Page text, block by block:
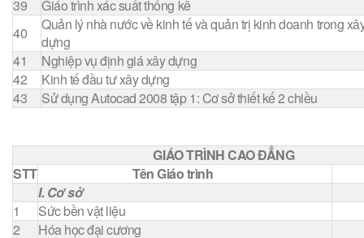
39
Giáo trình xác suất thống kê
40
Quản lý nhà nước về kinh tế và quản trị kinh doanh trong
dựng
41
Nghiệp vụ định giá xây dựng
42
Kinh tế đầu tư xây dựng
43
Sử dụng Autocad 2008 tập 1: Cơ sở thiết kế 2 chiều
GIÁO TRÌNH CAO ĐẲNG
STT Tên Giáo trình
I. Cơ sở
1
Sức bền vật liệu
2
Hóa học đại cương